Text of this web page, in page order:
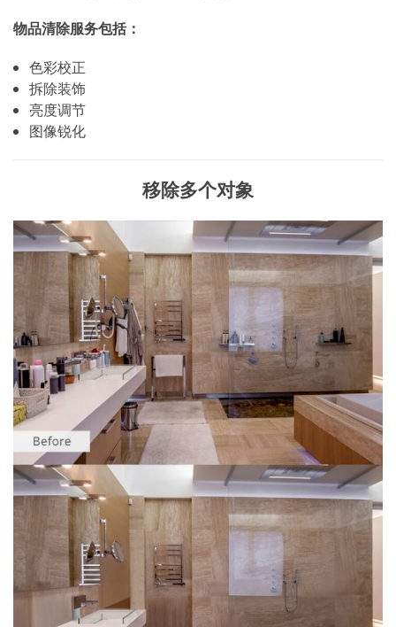
物品清除服务包括：
色彩校正
拆除装饰
亮度调节
图像锐化
移除多个对象